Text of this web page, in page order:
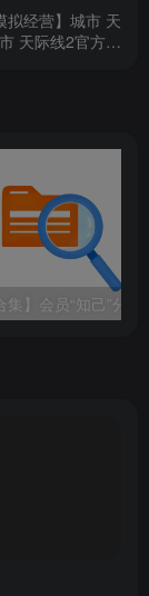
拟经营】城市 天
天际线2官方简